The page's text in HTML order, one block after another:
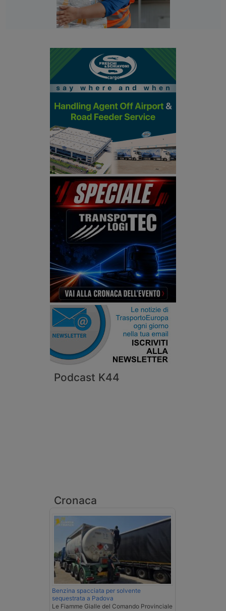
Podcast K44
Cronaca
Benzina spacciata per solvente
sequestrata a Padova
Le Fiamme Gialle del Comando Provinciale